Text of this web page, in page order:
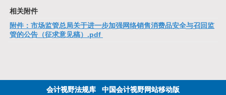
相关附件
附件：市场监管总局关于进一步加强网络销售消费品安全与召回监
管的公告（征求意见稿）.pdf
会计视野法规库 中国会计视野网站移动版